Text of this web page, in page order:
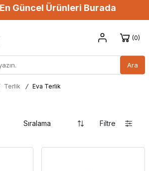
Güncel Ürünleri Burada
Ara
0
Terlik / Eva Terlik
Filtre